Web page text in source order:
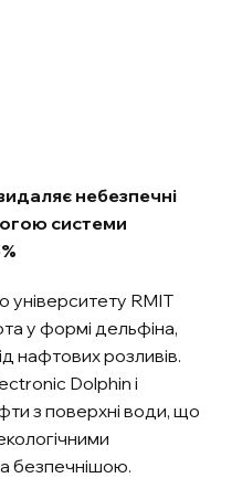
небезпечні
системи
університету RMIT
у формі дельфіна,
нафтових розливів.
Dolphin і
з поверхні води, що
безпечнішою.